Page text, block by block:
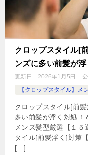
クロップスタイル[
ンズに多い前髪が浮
更新日： 2026年1月5日
【クロップスタイル】メ
クロップスタイル[前
多い前髪が浮く対処！
メンズ髪型厳選【１５
タイル[前髪浮く]対策
[…]